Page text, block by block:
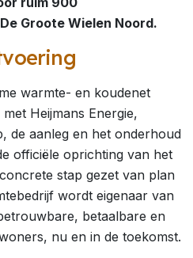
Groote Wielen Noord.
warmte- en koudenet
Heijmans Energie,
de aanleg en het onderhoud
officiële oprichting van het
stap gezet van plan
wordt eigenaar van
betaalbare en
nu en in de toekomst.